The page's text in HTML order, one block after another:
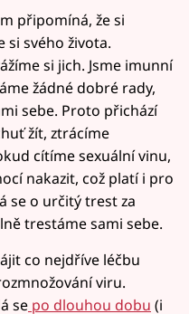
připomíná, že si
si svého života.
si jich. Jsme imunní
žádné dobré rady,
sebe. Proto přichází
žít, ztrácíme
cítíme sexuální vinu,
nakazit, což platí i pro
se o určitý trest za
trestáme sami sebe.
co nejdříve léčbu
viru.
se po dlouhou dobu (i